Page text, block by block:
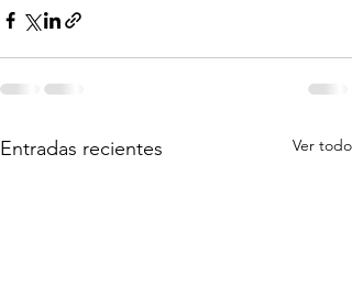
Entradas recientes Ver todo